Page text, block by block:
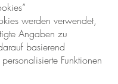
werden verwendet,
Angaben zu
basierend
Funktionen